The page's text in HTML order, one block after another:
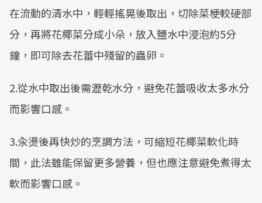
在流動的清水中，輕輕搖晃後取出，切除菜梗較硬部
分，再將花椰菜分成小朵，放入鹽水中浸泡約5分
鐘，即可除去花蕾中殘留的蟲卵。
2.從水中取出後需瀝乾水分，避免花蕾吸收太多水分
而影響口感。
3.汆燙後再快炒的烹調方法，可縮短花椰菜軟化時
間，此法雖能保留更多營養，但也應注意避免煮得太
軟而影響口感。